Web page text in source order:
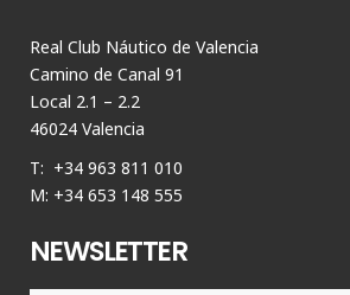
Real Club Náutico de Valencia
Camino de Canal 91
Local 2.1 – 2.2
46024 Valencia
T: +34 963 811 010
M: +34 653 148 555
NEWSLETTER